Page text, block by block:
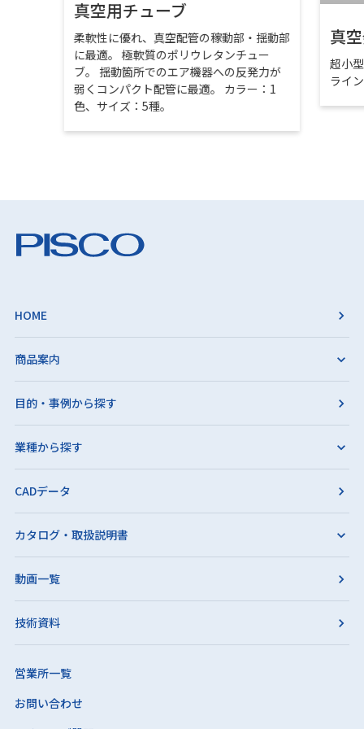
真空用チューブ
柔軟性に優れ、真空配管の稼動部・揺動部
に最適。 極軟質のポリウレタンチュー
ブ。 揺動箇所でのエア機器への反発力が
弱くコンパクト配管に最適。 カラー：1
色、サイズ：5種。
真
超小
ライ
HOME
商品案内
目的・事例から探す
業種から探す
CADデータ
カタログ・取扱説明書
動画一覧
技術資料
営業所一覧
お問い合わせ